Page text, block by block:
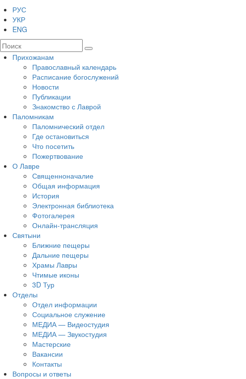
РУС
УКР
ENG
Прихожанам
Православный календарь
Расписание богослужений
Новости
Публикации
Знакомство с Лаврой
Паломникам
Паломнический отдел
Где остановиться
Что посетить
Пожертвование
О Лавре
Священноначалие
Общая информация
История
Электронная библиотека
Фотогалерея
Онлайн-трансляция
Святыни
Ближние пещеры
Дальние пещеры
Храмы Лавры
Чтимые иконы
3D Тур
Отделы
Отдел информации
Социальное служение
МЕДИА — Видеостудия
МЕДИА — Звукостудия
Мастерские
Вакансии
Контакты
Вопросы и ответы